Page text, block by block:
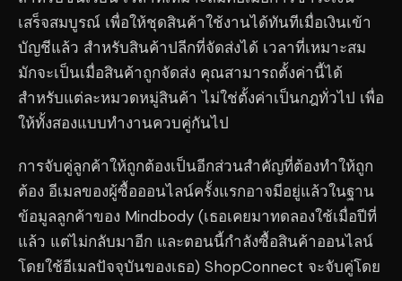
เสร็จสมบูรณ์ เพื่อให้ชุดสินค้าใช้งานได้ทันทีเมื่อเงินเข้า
บัญชีแล้ว สำหรับสินค้าปลีกที่จัดส่งได้ เวลาที่เหมาะสม
มักจะเป็นเมื่อสินค้าถูกจัดส่ง คุณสามารถตั้งค่านี้ได้
สำหรับแต่ละหมวดหมู่สินค้า ไม่ใช่ตั้งค่าเป็นกฎทั่วไป เพื่อ
ให้ทั้งสองแบบทำงานควบคู่กันไป
การจับคู่ลูกค้าให้ถูกต้องเป็นอีกส่วนสำคัญที่ต้องทำให้ถูก
ต้อง อีเมลของผู้ซื้อออนไลน์ครั้งแรกอาจมีอยู่แล้วในฐาน
ข้อมูลลูกค้าของ Mindbody (เธอเคยมาทดลองใช้เมื่อปีที่
แล้ว แต่ไม่กลับมาอีก และตอนนี้กำลังซื้อสินค้าออนไลน์
โดยใช้อีเมลปัจจุบันของเธอ) ShopConnect จะจับคู่โดย